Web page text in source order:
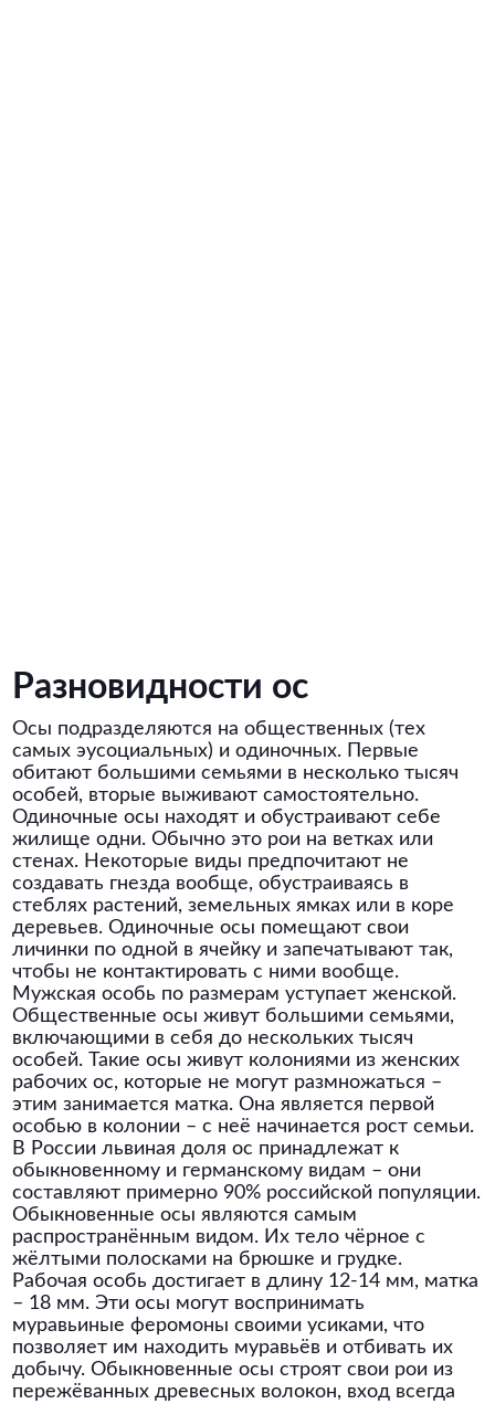
Разновидности ос
Осы подразделяются на общественных (тех
самых эусоциальных) и одиночных. Первые
обитают большими семьями в несколько тысяч
особей, вторые выживают самостоятельно.
Одиночные осы находят и обустраивают себе
жилище одни. Обычно это рои на ветках или
стенах. Некоторые виды предпочитают не
создавать гнезда вообще, обустраиваясь в
стеблях растений, земельных ямках или в коре
деревьев. Одиночные осы помещают свои
личинки по одной в ячейку и запечатывают так,
чтобы не контактировать с ними вообще.
Мужская особь по размерам уступает женской.
Общественные осы живут большими семьями,
включающими в себя до нескольких тысяч
особей. Такие осы живут колониями из женских
рабочих ос, которые не могут размножаться –
этим занимается матка. Она является первой
особью в колонии – с неё начинается рост семьи.
В России львиная доля ос принадлежат к
обыкновенному и германскому видам – они
составляют примерно 90% российской популяции.
Обыкновенные осы являются самым
распространённым видом. Их тело чёрное с
жёлтыми полосками на брюшке и грудке.
Рабочая особь достигает в длину 12-14 мм, матка
– 18 мм. Эти осы могут воспринимать
муравьиные феромоны своими усиками, что
позволяет им находить муравьёв и отбивать их
добычу. Обыкновенные осы строят свои рои из
пережёванных древесных волокон, вход всегда